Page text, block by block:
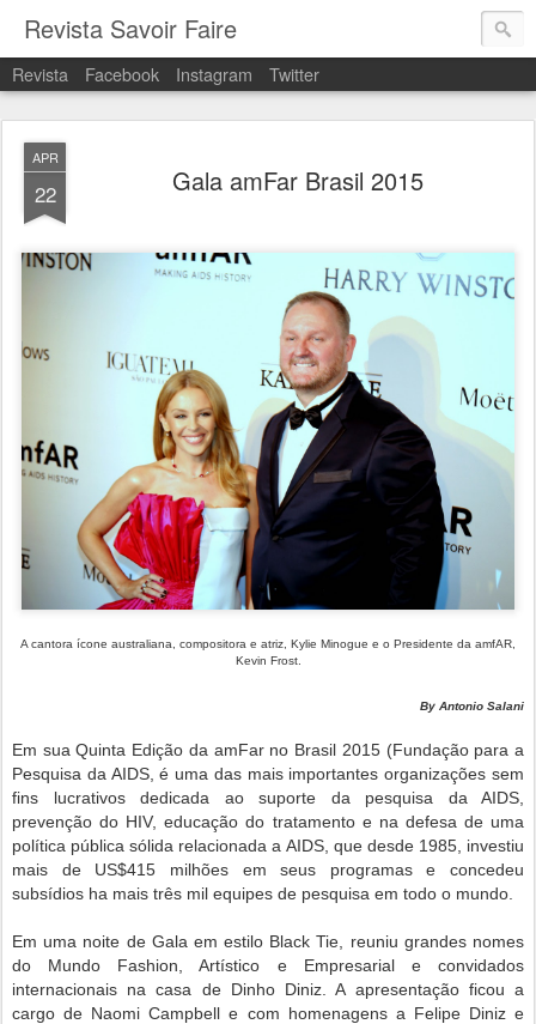
Revista Savoir Faire
Revista Facebook Instagram Twitter
APR
22 Gala amFar Brasil 2015
A cantora ícone australiana, compositora e atriz, Kylie Minogue e o Presidente da amfAR,
Kevin Frost.
By Antonio Salani
Em sua Quinta Edição da amFar no Brasil 2015 (Fundação para a
Pesquisa da AIDS, é uma das mais importantes organizações sem
fins lucrativos dedicada ao suporte da pesquisa da AIDS,
prevenção do HIV, educação do tratamento e na defesa de uma
política pública sólida relacionada a AIDS, que desde 1985, investiu
mais de US$415 milhões em seus programas e concedeu
subsídios ha mais três mil equipes de pesquisa em todo o mundo.
Em uma noite de Gala em estilo Black Tie, reuniu grandes nomes
do Mundo Fashion, Artístico e Empresarial e convidados
internacionais na casa de Dinho Diniz. A apresentação ficou a
cargo de Naomi Campbell e com homenagens a Felipe Diniz e